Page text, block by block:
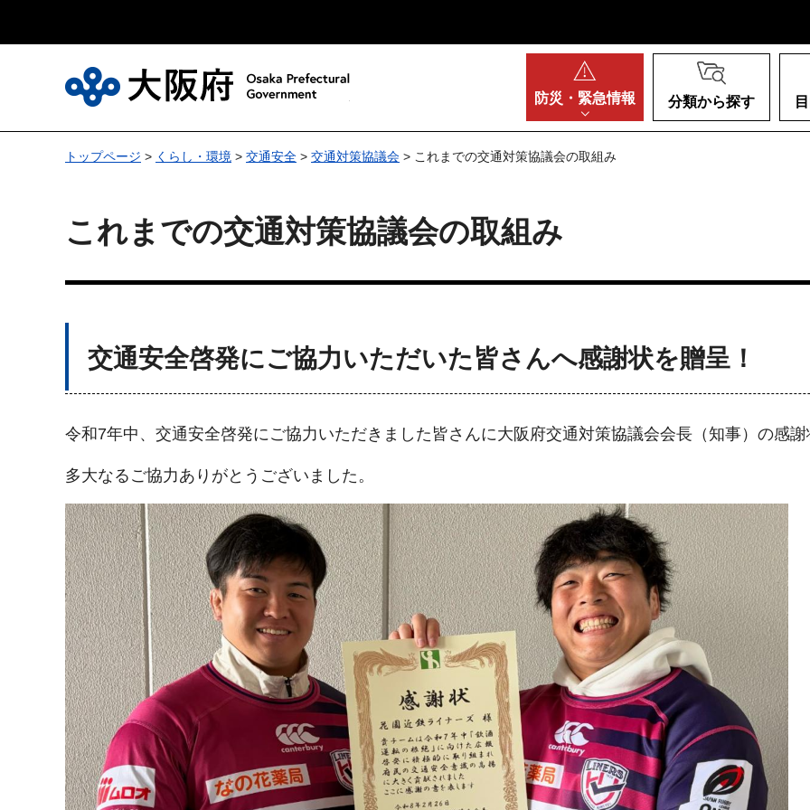
防災・ 緊急情報 分類から探す
トップページ > くらし・環境 > 交通安全 > 交通対策協議会 > これまでの交通対策協議会の取組み
これまでの交通対策協議会の取組み
交通安全啓発にご協力いただいた皆さんへ感謝状を贈呈！
令和7年中、交通安全啓発にご協力いただきました皆さんに大阪府交通対策協議会会長（知事）の感謝
多大なるご協力ありがとうございました。